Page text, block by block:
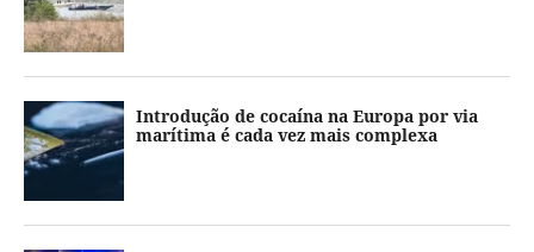
Introdução de cocaína na Europa por via
marítima é cada vez mais complexa